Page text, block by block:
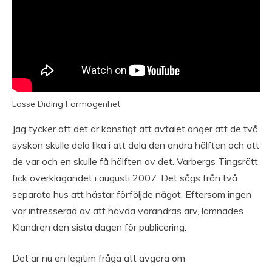
Lasse Diding Förmögenhet
Jag tycker att det är konstigt att avtalet anger att de två
syskon skulle dela lika i att dela den andra hälften och att
de var och en skulle få hälften av det. Varbergs Tingsrätt
fick överklagandet i augusti 2007. Det sågs från två
separata hus att hästar förföljde något. Eftersom ingen
var intresserad av att hävda varandras arv, lämnades
Klandren den sista dagen för publicering.
Det är nu en legitim fråga att avgöra om